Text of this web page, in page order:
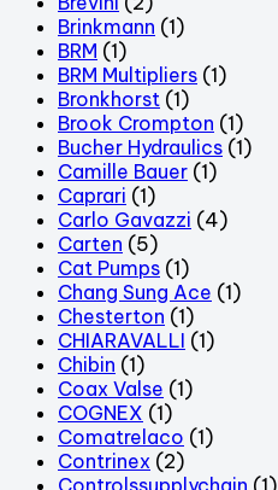
Brinkmann (1)
BRM (1)
BRM Multipliers (1)
Bronkhorst (1)
Brook Crompton (1)
Bucher Hydraulics (1)
Camille Bauer (1)
Caprari (1)
Carlo Gavazzi (4)
Carten (5)
Cat Pumps (1)
Chang Sung Ace (1)
Chesterton (1)
CHIARAVALLI (1)
Chibin (1)
Coax Valse (1)
COGNEX (1)
Comatrelaco (1)
Contrinex (2)
Controlssupplychain (1)